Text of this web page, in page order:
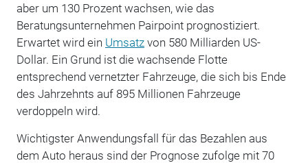
aber um 130 Prozent wachsen, wie das
Beratungsunternehmen Pairpoint prognostiziert.
Erwartet wird ein Umsatzvon 580 Milliarden US-
Dollar. Ein Grund ist die wachsende Flotte
entsprechend vernetzter Fahrzeuge, die sich bis Ende
des Jahrzehnts auf 895 Millionen Fahrzeuge
verdoppeln wird.
Wichtigster Anwendungsfall für das Bezahlen aus
dem Auto heraus sind der Prognose zufolge mit 70